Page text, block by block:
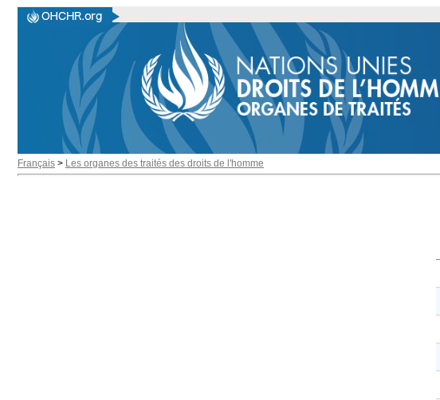
Français > Les organes des traités des droits de l'homme